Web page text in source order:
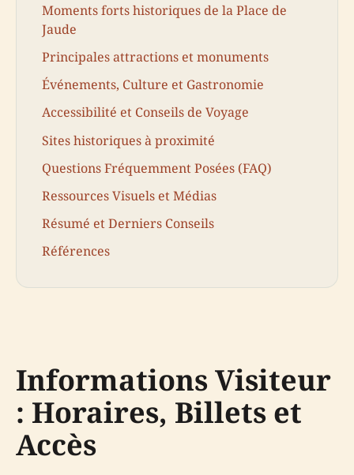
Moments forts historiques de la Place de
Jaude
Principales attractions et monuments
Événements, Culture et Gastronomie
Accessibilité et Conseils de Voyage
Sites historiques à proximité
Questions Fréquemment Posées (FAQ)
Ressources Visuels et Médias
Résumé et Derniers Conseils
Références
Informations Visiteur
: Horaires, Billets et
Accès